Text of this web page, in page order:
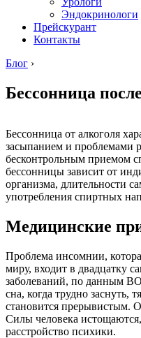
Эндокринологи
Прейскурант
Контакты
Блог ›
Бессонница
Бессонница от алкоголя
засыпанием и проблемами
бесконтрольным приемом
бессонницы зависит от
организма, длительности
употребления спиртных
Медицинские
Проблема инсомнии,
миру, входит в двадцатку
заболеваний, по данным
сна, когда трудно заснуть,
становится прерывистым.
Силы человека
расстройство психики.